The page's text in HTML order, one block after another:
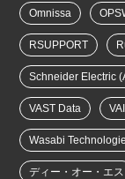
Omnissa
RSUPPORT
Schneider Electric
VAST Data
Wasabi
ディー・オー・エス